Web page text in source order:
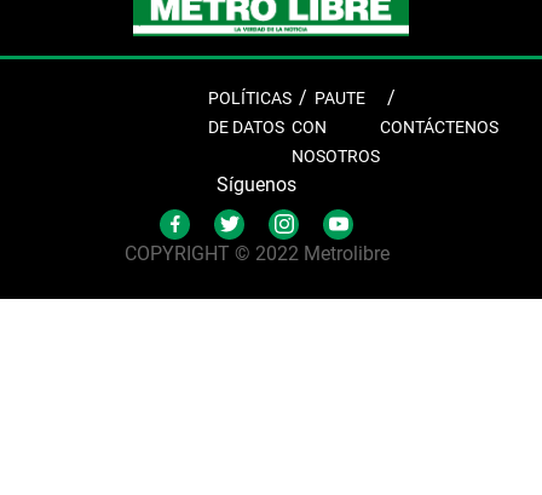
POLÍTICAS
DE DATOS
PAUTE
CON
NOSOTROS
CONTÁCTENOS
Síguenos
COPYRIGHT © 2022 Metrolibre